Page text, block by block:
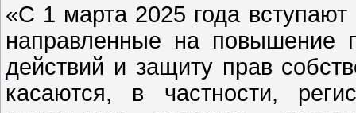
«С 1 марта 2025 года вступают
направленные на повышение
действий и защиту прав
касаются, в частности,